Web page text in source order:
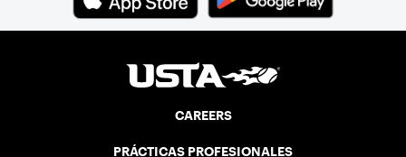
CAREERS
PRÁCTICAS PROFESIONALES